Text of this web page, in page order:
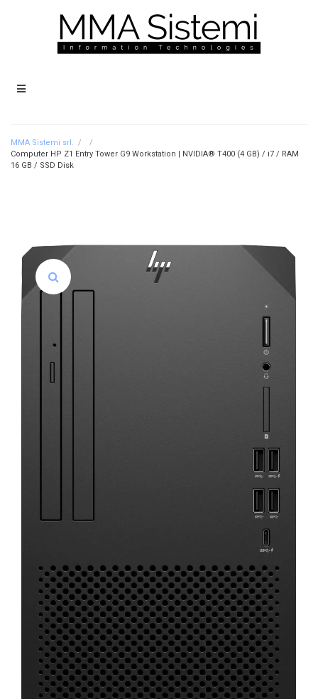
MMA Sistemi srl. /
/
Computer HP Z1 Entry Tower G9 Workstation | NVIDIA® T400 (4 GB) / i7 / RAM
16 GB / SSD Disk